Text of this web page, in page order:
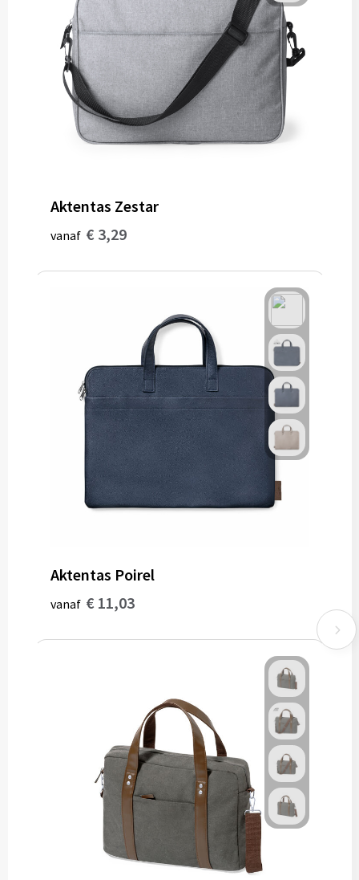
Aktentas Zestar
vanaf € 3,29
Aktentas Poirel
vanaf € 11,03